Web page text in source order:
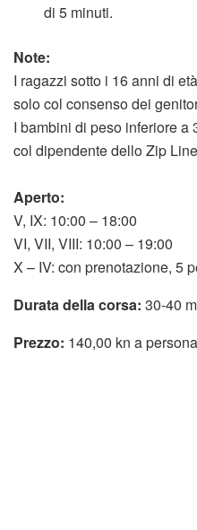
di 5 minuti.
Note:
I ragazzi sotto i 16 anni di
solo col consenso dei
I bambini di peso inferiore
col dipendente dello Zip Line
Aperto:
V, IX: 10:00 – 18:00
VI, VII, VIII: 10:00 – 19:00
X – IV: con prenotazione, 5
Durata della corsa: 30-40
Prezzo: 140,00 kn a